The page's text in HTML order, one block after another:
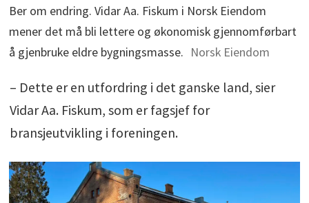
Ber om endring. Vidar Aa. Fiskum i Norsk Eiendom
mener det må bli lettere og økonomisk gjennomførbart
å gjenbruke eldre bygningsmasse. Norsk Eiendom
– Dette er en utfordring i det ganske land, sier
Vidar Aa. Fiskum, som er fagsjef for
bransjeutvikling i foreningen.